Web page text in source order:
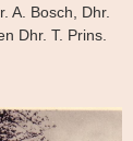
A. Bosch, Dhr.
Dhr. T. Prins.